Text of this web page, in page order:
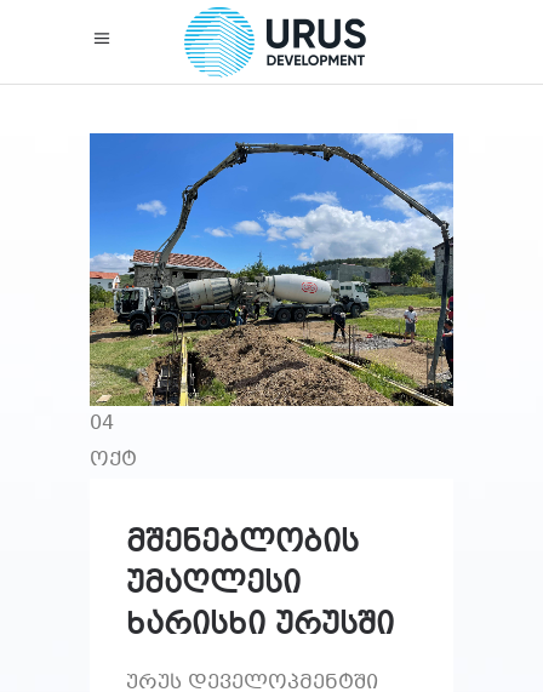
04
ოქტ
მშენებლობის
უმაღლესი
ხარისხი ურუსში
ურუს დეველოპმენტში